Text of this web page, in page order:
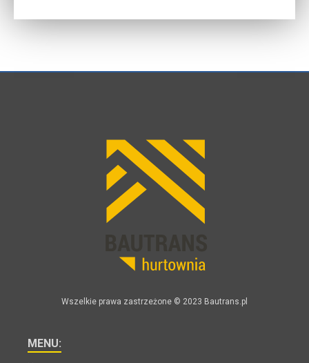
Wszelkie prawa zastrzeżone © 2023 Bautrans.pl
MENU: